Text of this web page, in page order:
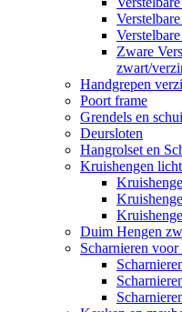
Zware
zwart/
Handgrepen
Poort frame
Grendels en
Deursloten
Hangrolset en
Kruishengen
Duim Hengen
Scharnieren voor